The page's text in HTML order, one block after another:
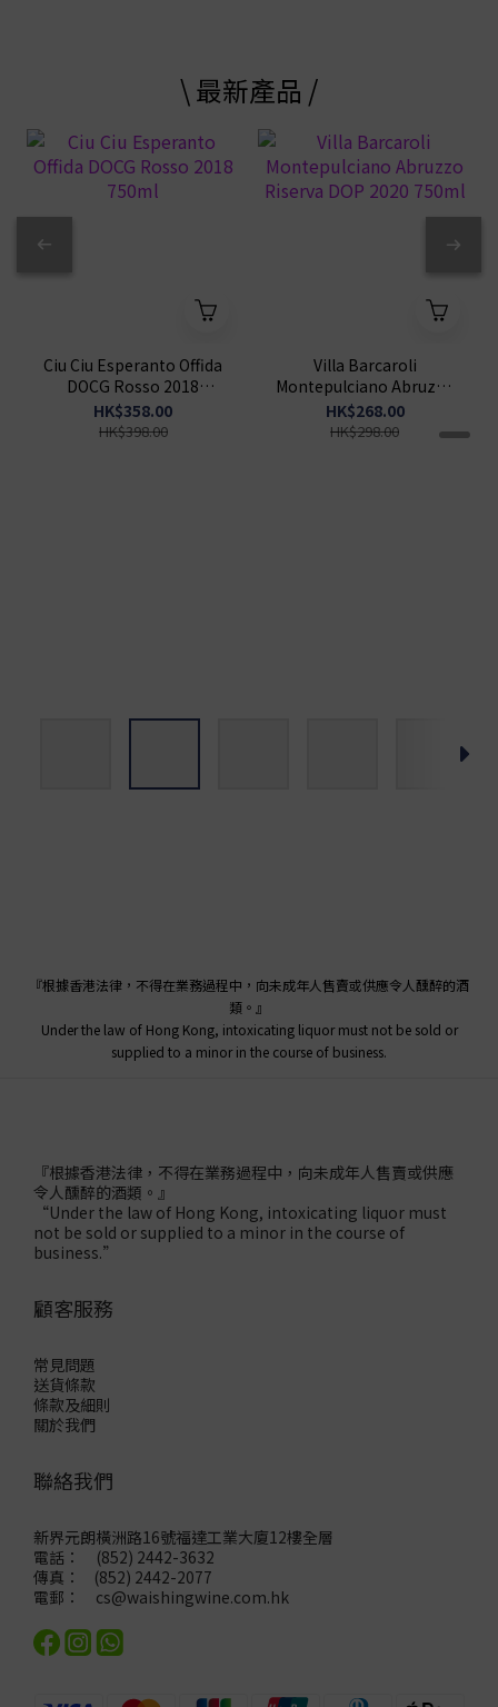
\ 最新產品 /
Ciu Ciu Esperanto Offida
DOCG Rosso 2018
750ml
HK$358.00
HK$398.00
Villa Barcaroli
Montepulciano Abruzzo
Riserva DOP 2020 750ml
HK$268.00
HK$298.00
『根據香港法律，不得在業務過程中，向未成年人售賣或供應令人醺醉的酒
類。』
Under the law of Hong Kong, intoxicating liquor must not be sold or
supplied to a minor in the course of business.
『根據香港法律，不得在業務過程中，向未成年人售賣或供應
令人醺醉的酒類。』
“Under the law of Hong Kong, intoxicating liquor must
not be sold or supplied to a minor in the course of
business.”
顧客服務
常見問題
送貨條款
條款及細則
關於我們
聯絡我們
新界元朗橫洲路16號福達工業大廈12樓全層
電話： (852) 2442-3632
傳真： (852) 2442-2077
電郵： cs@waishingwine.com.hk